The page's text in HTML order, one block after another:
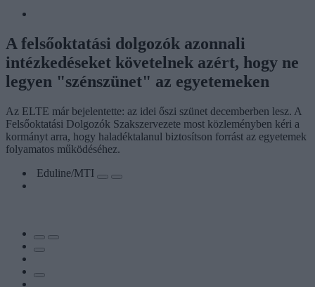
A felsőoktatási dolgozók azonnali
intézkedéseket követelnek azért, hogy ne
legyen "szénszünet" az egyetemeken
Az ELTE már bejelentette: az idei őszi szünet decemberben lesz. A
Felsőoktatási Dolgozók Szakszervezete most közleményben kéri a
kormányt arra, hogy haladéktalanul biztosítson forrást az egyetemek
folyamatos működéséhez.
Eduline/MTI